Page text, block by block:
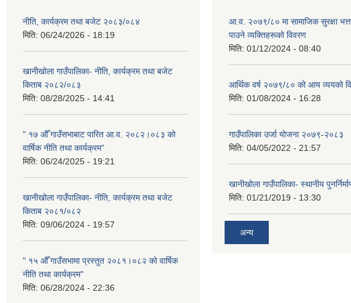
नीति, कार्यक्रम तथा बजेट २०८३/०८४
मिति: 06/24/2026 - 18:19
खानीखोला गाउँपालिका- नीति, कार्यक्रम तथा बजेट
किताब २०८२/०८३
मिति: 08/28/2025 - 14:41
" १७ औँ गाउँसभाबाट पारित आ.व. २०८२।०८३ को
वार्षिक नीति तथा कार्यक्रम"
मिति: 06/24/2025 - 19:21
खानीखोला गाउँपालिका- नीति, कार्यक्रम तथा बजेट
किताब २०८१/०८२
मिति: 09/06/2024 - 19:57
" १५ औँ गाउँसभामा प्रस्तुत २०८१।०८२ को वार्षिक
नीति तथा कार्यक्रम"
मिति: 06/28/2024 - 22:36
आ.व. २०७९/८० मा सामाजिक सुरक्षा
पाउने व्यक्तिहरूको विवरण
मिति: 01/12/2024 - 08:40
आर्थिक वर्ष २०७९/८० को आय व्ययको
मिति: 01/08/2024 - 16:28
गाउँपालिका उर्जा योजना २०७९-२०८३
मिति: 04/05/2022 - 21:57
खानीखोला गाउँपालिका- स्थानीय
मिति: 01/21/2019 - 13:30
अन्य